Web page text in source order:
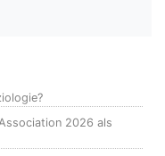
2026 als